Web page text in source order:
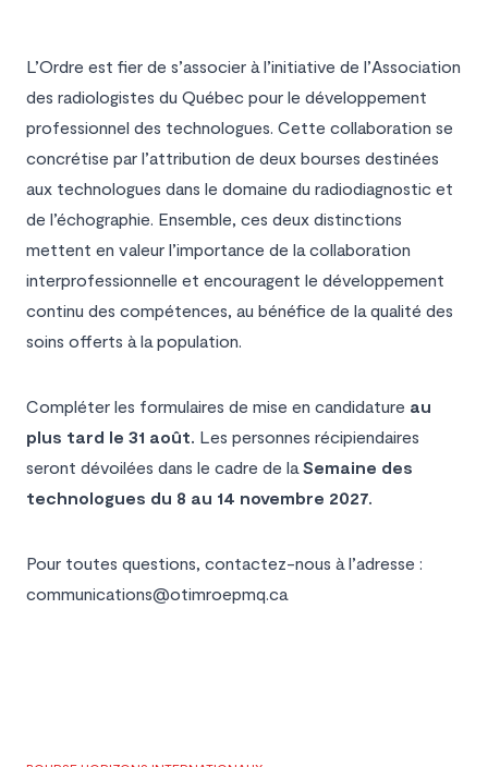
L’Ordre est fier de s’associer à l’initiative de l’Association
des radiologistes du Québec pour le développement
professionnel des technologues. Cette collaboration se
concrétise par l’attribution de deux bourses destinées
aux technologues dans le domaine du radiodiagnostic et
de l’échographie. Ensemble, ces deux distinctions
mettent en valeur l’importance de la collaboration
interprofessionnelle et encouragent le développement
continu des compétences, au bénéfice de la qualité des
soins offerts à la population.
Compléter les formulaires de mise en candidature au
plus tard le 31 août. Les personnes récipiendaires
seront dévoilées dans le cadre de laSemaine des
technologues du 8 au 14 novembre 2027.
Pour toutes questions, contactez-nous à l’adresse :
communications@otimroepmq.ca